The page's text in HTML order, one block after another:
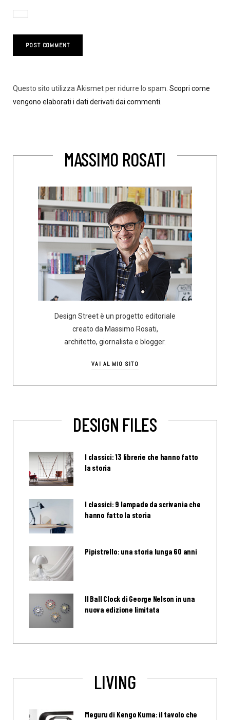
Questo sito utilizza Akismet per ridurre lo spam. Scopri come
vengono elaborati i dati derivati dai commenti
MASSIMO ROSATI
Design Street è un progetto editoriale
creato da Massimo Rosati,
architetto, giornalista e blogger.
VAI AL MIO SITO
DESIGN FILES
I classici: 13 librerie che hanno fatto
la storia
I classici: 9 lampade da scrivania che
hanno fatto la storia
Pipistrello: una storia lunga 60 anni
Il Ball Clock di George Nelson in una
nuova edizione limitata
LIVING
Meguru di Kengo Kuma: il tavolo che